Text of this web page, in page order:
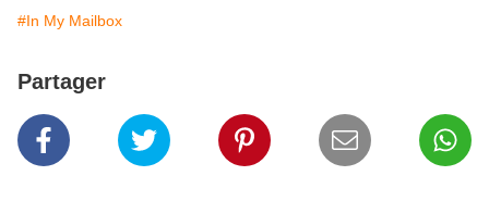
#In My Mailbox
Partager